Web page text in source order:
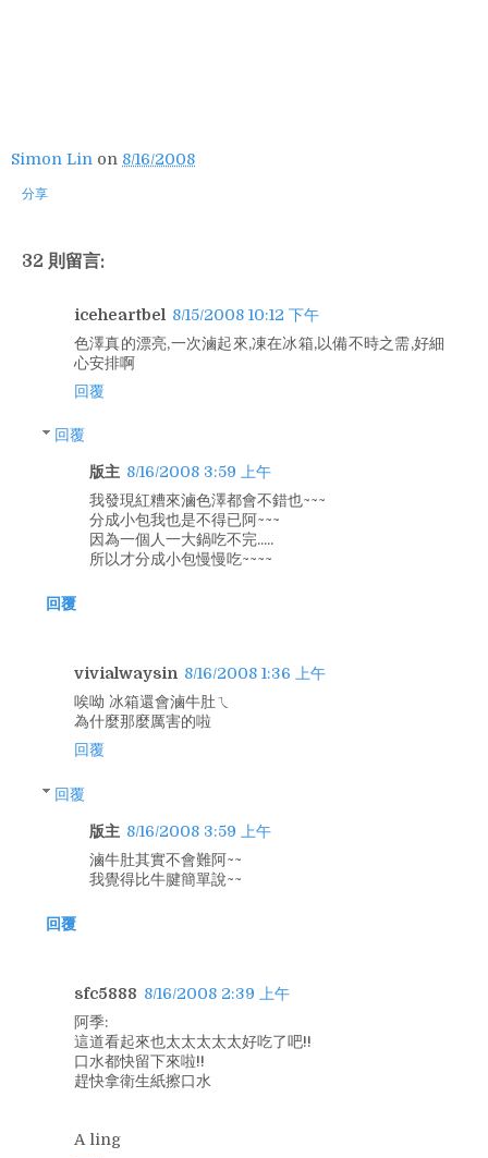
Simon Lin on 8/16/2008
分享
32 則留言:
iceheartbel
8/15/2008 10:12 下午
色澤真的漂亮,一次滷起來,凍在冰箱,以備不時之需,好細
心安排啊
回覆
回覆
版主 8/16/2008 3:59 上午
我發現紅糟來滷色澤都會不錯也~~~
分成小包我也是不得已阿~~~
因為一個人一大鍋吃不完.....
所以才分成小包慢慢吃~~~~
回覆
vivialwaysin 8/16/2008 1:36 上午
唉呦 冰箱還會滷牛肚ㄟ
為什麼那麼厲害的啦
回覆
回覆
版主 8/16/2008 3:59 上午
滷牛肚其實不會難阿~~
我覺得比牛腱簡單說~~
回覆
sfc5888 8/16/2008 2:39 上午
阿季:
這道看起來也太太太太太好吃了吧!!
口水都快留下來啦!!
趕快拿衛生紙擦口水
A ling